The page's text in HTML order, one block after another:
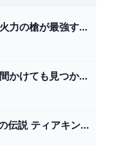
【ティアキン】自動回復×超火力の槍が最強すぎる！しかも序盤から作れてヤバいｗ【ゼルダの伝説ティアーズオブザキングダム】 - YouTube
【ティアキン】白龍くん1時間かけても見つからなくてキレそう｜ぽちぽちゲーム速報
画像ページ (5/12) 『ゼルダの伝説 ティアキン』UTコレクションが発売中、ラインアップ一挙紹介。白龍の瞳から落ちる泪が印象的 ゲーム・エンタメ最新情報のファミ通.com